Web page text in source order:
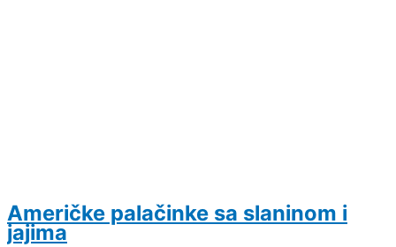
Američke palačinke sa slaninom i
jajima